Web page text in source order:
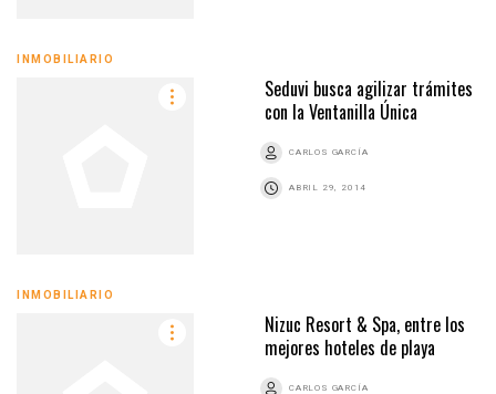
INMOBILIARIO
Seduvi busca agilizar trámites
con la Ventanilla Única
CARLOS GARCÍA
ABRIL 29, 2014
INMOBILIARIO
Nizuc Resort & Spa, entre los
mejores hoteles de playa
CARLOS GARCÍA